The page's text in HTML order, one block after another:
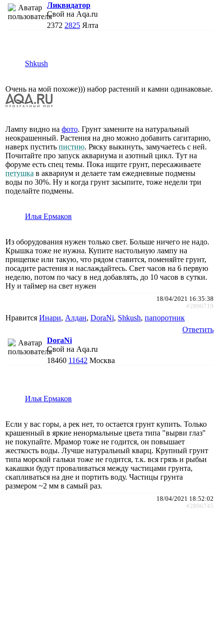
Ликвидатор
Свой на Aqa.ru
2372 2825 Ялта
Shkush
Очень на мой похоже))) набор растений и камни одинаковые.
Лампу видно на фото. Грунт замените на натуральный
неокрашенный. Растения на дно можно добавить сагитарию,
наверх пустить пистию. Ряску выкинуть, замучаетесь с ней.
Почитайте про запуск аквариума и азотный цикл. Тут на
форуме есть спец темы. Пока ищите грунт, пересаживаете
петушка в аквариум и делаете там ежедневные подмены
воды по 30%. Ну и когда грунт засыпите, тоже недели три
поделайте подмены.
Илья Ермаков
Из оборудования нужен только свет. Больше ничего не надо.
Крышка тоже не нужна. Купите настольную лампу на
прищепке или такую, что рядом ставится, поменяйте грунт,
посадите растения и наслаждайтесь. Свет часов на 6 первую
неделю, потом по часу в нед добавлять, до 10 часов в сутки.
Ну и таймер на свет нужен
18/04/2021 16:35:38
#2896719
Нравится Инари, Алдан, DoraNi, Shkush, папоротник
Ответить
DoraNi
Свой на Aqa.ru
18460 11642 Москва
Илья Ермаков
Если у вас горы, а рек нет, то остается грунт купить. Только
крашенный в яркие ненормальные цвета типа "вырви глаз"
не покупайте. Мрамор тоже не годится, он повышает
жесткость воды. Лучше натуральный кварц. Крупный грунт
типа морской гальки тоже не годится, т.к. вся грязь и рыбьи
какашки будут проваливаться между частицами грунта,
скапливаться на дне и портить воду. Частицы грунта
размером ~2 мм в самый раз.
18/04/2021 18:52:02
#2896745